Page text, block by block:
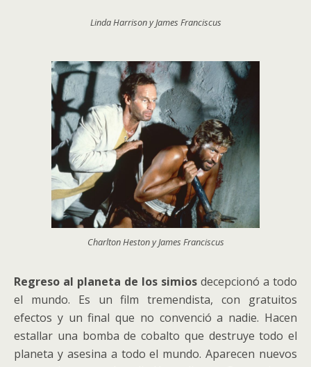
Linda Harrison y James Franciscus
Charlton Heston y James Franciscus
Regreso al planeta de los simios decepcionó a todo
el mundo. Es un film tremendista, con gratuitos
efectos y un final que no convenció a nadie. Hacen
estallar una bomba de cobalto que destruye todo el
planeta y asesina a todo el mundo. Aparecen nuevos